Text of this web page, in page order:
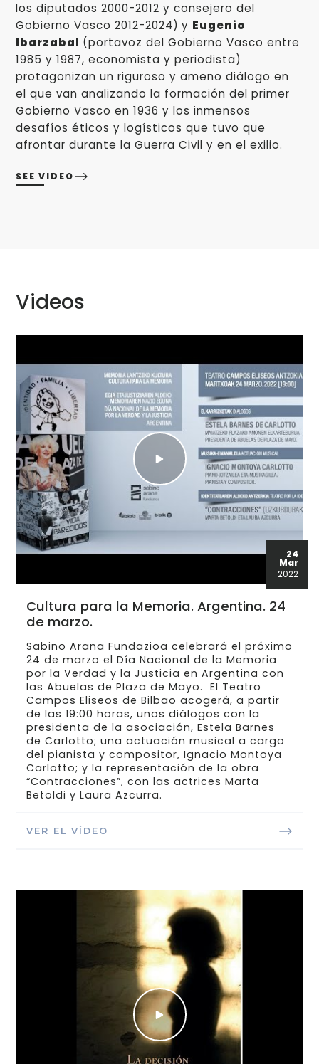
los diputados 2000-2012 y consejero del
Gobierno Vasco 2012-2024) y Eugenio
Ibarzabal (portavoz del Gobierno Vasco entre
1985 y 1987, economista y periodista)
protagonizan un riguroso y ameno diálogo en
el que van analizando la formación del primer
Gobierno Vasco en 1936 y los inmensos
desafíos éticos y logísticos que tuvo que
afrontar durante la Guerra Civil y en el exilio.
SEE VIDEO
Videos
24
Mar
2022
Cultura para la Memoria. Argentina. 24
de marzo.
Sabino Arana Fundazioa celebrará el próximo
24 de marzo el Día Nacional de la Memoria
por la Verdad y la Justicia en Argentina con
las Abuelas de Plaza de Mayo. El Teatro
Campos Eliseos de Bilbao acogerá, a partir
de las 19:00 horas, unos diálogos con la
presidenta de la asociación, Estela Barnes
de Carlotto; una actuación musical a cargo
del pianista y compositor, Ignacio Montoya
Carlotto; y la representación de la obra
“Contracciones”, con las actrices Marta
Betoldi y Laura Azcurra.
VER EL VÍDEO